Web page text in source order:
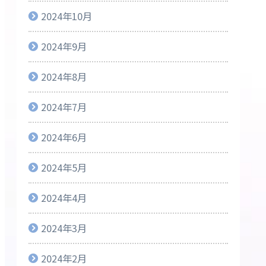
2024年10月
2024年9月
2024年8月
2024年7月
2024年6月
2024年5月
2024年4月
2024年3月
2024年2月